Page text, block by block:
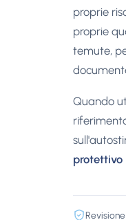
proprie
proprie
temute,
Quando
protettivo